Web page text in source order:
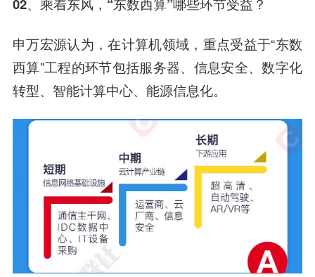
02、乘着东风，“东数西算”哪些环节受益？
申万宏源认为，在计算机领域，重点受益于“东数
西算”工程的环节包括服务器、信息安全、数字化
转型、智能计算中心、能源信息化。